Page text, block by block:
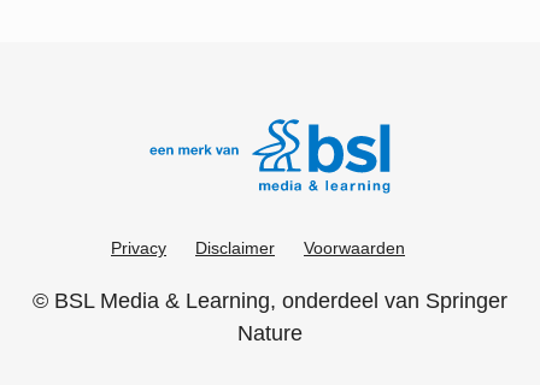
Privacy Disclaimer Voorwaarden
© BSL Media & Learning, onderdeel van Springer
Nature